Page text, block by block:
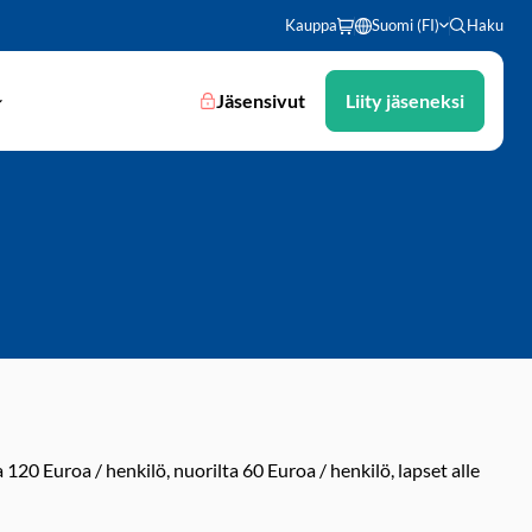
Kauppa Suomi (FI) Haku
Jäsensivut Liity jäseneksi
Euroa / henkilö, nuorilta 60 Euroa / henkilö, lapset alle